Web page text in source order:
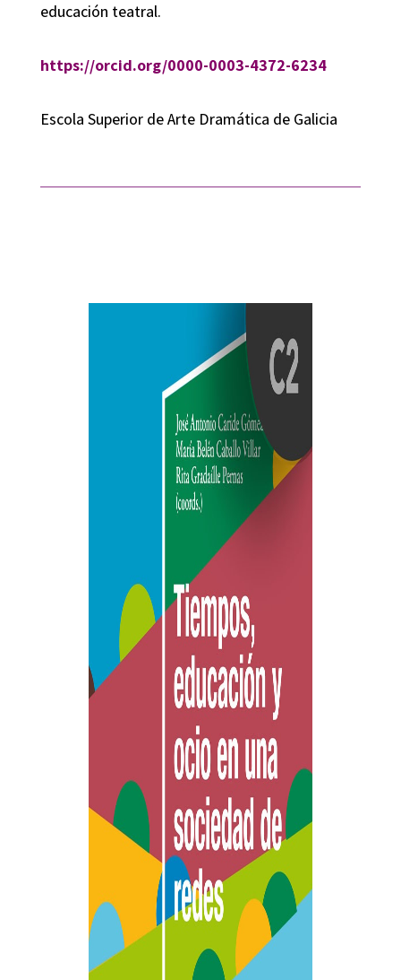
educación teatral.
https://orcid.org/0000-0003-4372-6234
Escola Superior de Arte Dramática de Galicia